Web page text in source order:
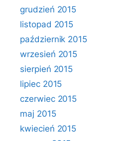
grudzień 2015
listopad 2015
październik 2015
wrzesień 2015
sierpień 2015
lipiec 2015
czerwiec 2015
maj 2015
kwiecień 2015